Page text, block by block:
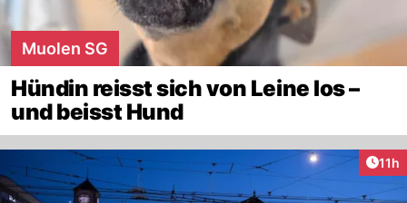
Muolen SG
Hündin reisst sich von Leine los –
und beisst Hund
11h